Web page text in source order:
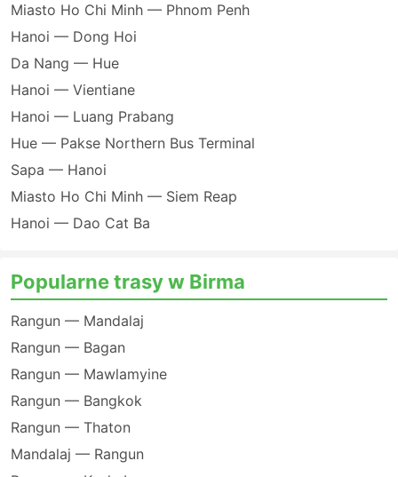
Miasto Ho Chi Minh — Phnom Penh
Hanoi — Dong Hoi
Da Nang — Hue
Hanoi — Vientiane
Hanoi — Luang Prabang
Hue — Pakse Northern Bus Terminal
Sapa — Hanoi
Miasto Ho Chi Minh — Siem Reap
Hanoi — Dao Cat Ba
Popularne trasy w Birma
Rangun — Mandalaj
Rangun — Bagan
Rangun — Mawlamyine
Rangun — Bangkok
Rangun — Thaton
Mandalaj — Rangun